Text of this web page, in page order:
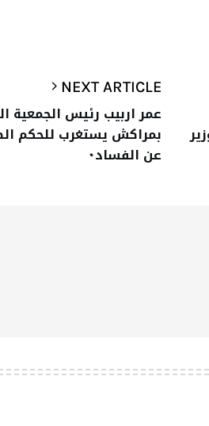
NEXT ARTICLE
عمر اربيب رئيس الجمعية
بمراكش يستغرب للحكم
عن الفساد٠